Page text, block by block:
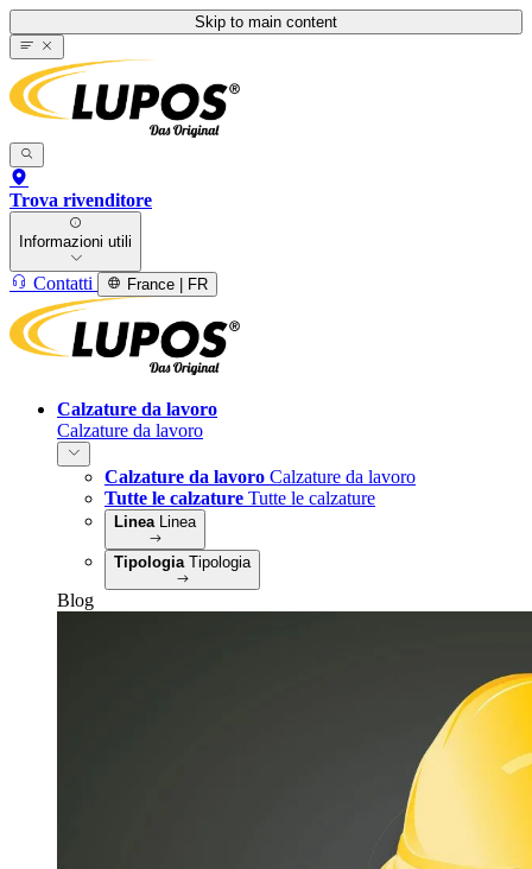
Skip to main content
Trova rivenditore
Informazioni utili
Contatti France | FR
Calzature da lavoro
Calzature da lavoro
Calzature da lavoro Calzature da lavoro
Tutte le calzature Tutte le calzature
Linea Linea
Tipologia Tipologia
Blog